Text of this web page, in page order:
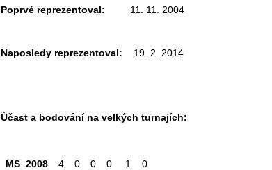
Poprvé reprezentoval: 11. 11. 2004
Naposledy reprezentoval: 19. 2. 2014
Účast a bodování na velkých turnajích:
MS 2008 4 0 0 0 1 0